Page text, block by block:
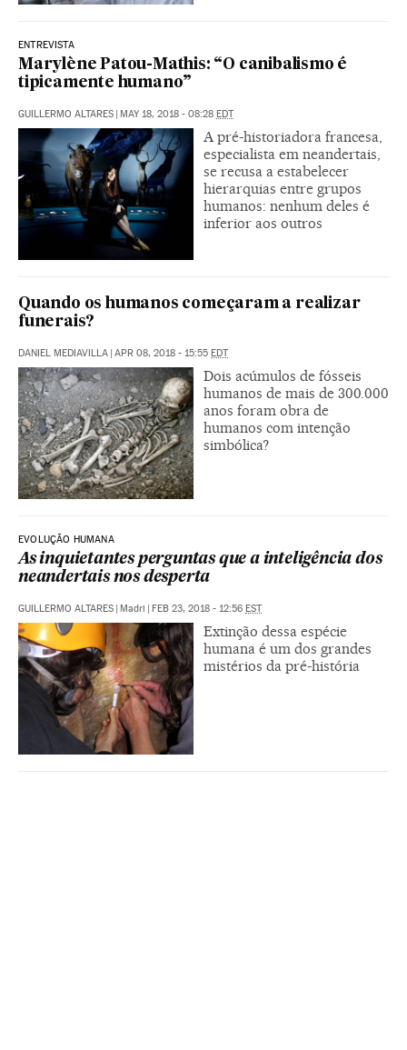
ENTREVISTA
Marylène Patou-Mathis: “O canibalismo é
tipicamente humano”
GUILLERMO ALTARES | MAY 18, 2018 - 08:28 EDT
A pré-historiadora francesa,
especialista em neandertais,
se recusa a estabelecer
hierarquias entre grupos
humanos: nenhum deles é
inferior aos outros
Quando os humanos começaram a realizar
funerais?
DANIEL MEDIAVILLA | APR 08, 2018 - 15:55 EDT
Dois acúmulos de fósseis
humanos de mais de 300.000
anos foram obra de
humanos com intenção
simbólica?
EVOLUÇÃO HUMANA
As inquietantes perguntas que a inteligência dos
neandertais nos desperta
GUILLERMO ALTARES | Madri | FEB 23, 2018 - 12:56 EST
Extinção dessa espécie
humana é um dos grandes
mistérios da pré-história